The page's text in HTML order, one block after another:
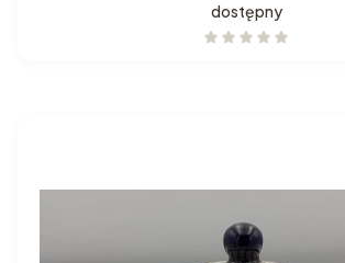
dostępny